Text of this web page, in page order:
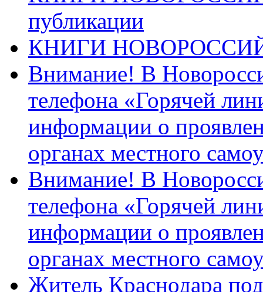
публикации
КНИГИ
Внимание! В
телефона «Горячей
информации о
органах местного
Внимание! В
телефона «Горячей
информации о
органах местного
Житель Краснодара